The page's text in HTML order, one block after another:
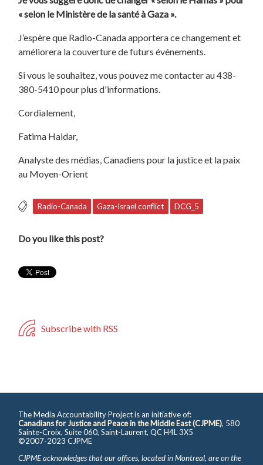
« selon le Ministère de la santé à Gaza ».
J’espère que Radio-Canada apportera ce changement et
améliorera la couverture de futurs événements.
Si vous le souhaitez, vous pouvez me contacter au 438-
380-5410 pour plus d'informations.
Cordialement,
Fatima Haidar,
Analyste des médias, Canadiens pour la justice et la paix
au Moyen-Orient
Radio-Canada Gaza-Israel conflict DCG_5
Do you like this post?
Subscribe with RSS
The Media Accountability Project is an initiative of:
Canadians for Justice and Peace in the Middle East (CJPME), 580
Sainte-Croix, Suite 060, Saint-Laurent, QC H4L 3X5
©2007-2023 CJPME
CJPME acknowledges that our offices, located in Montreal, are on the